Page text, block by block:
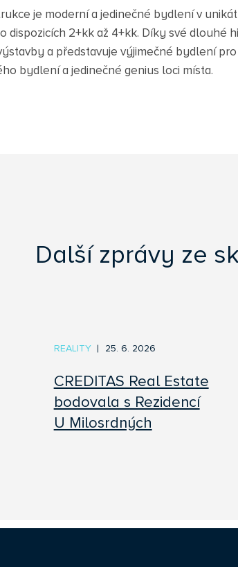
je moderní a jedinečné bydlení v
dispozicích 2+kk až 4+kk. Díky své dlouhé
a představuje výjimečné bydlení
bydlení a jedinečné genius loci místa.
Další zprávy ze
CREDITAS Real Estate
bodovala s Rezidencí
U Milosrdných
25. 6. 2026
REALITY